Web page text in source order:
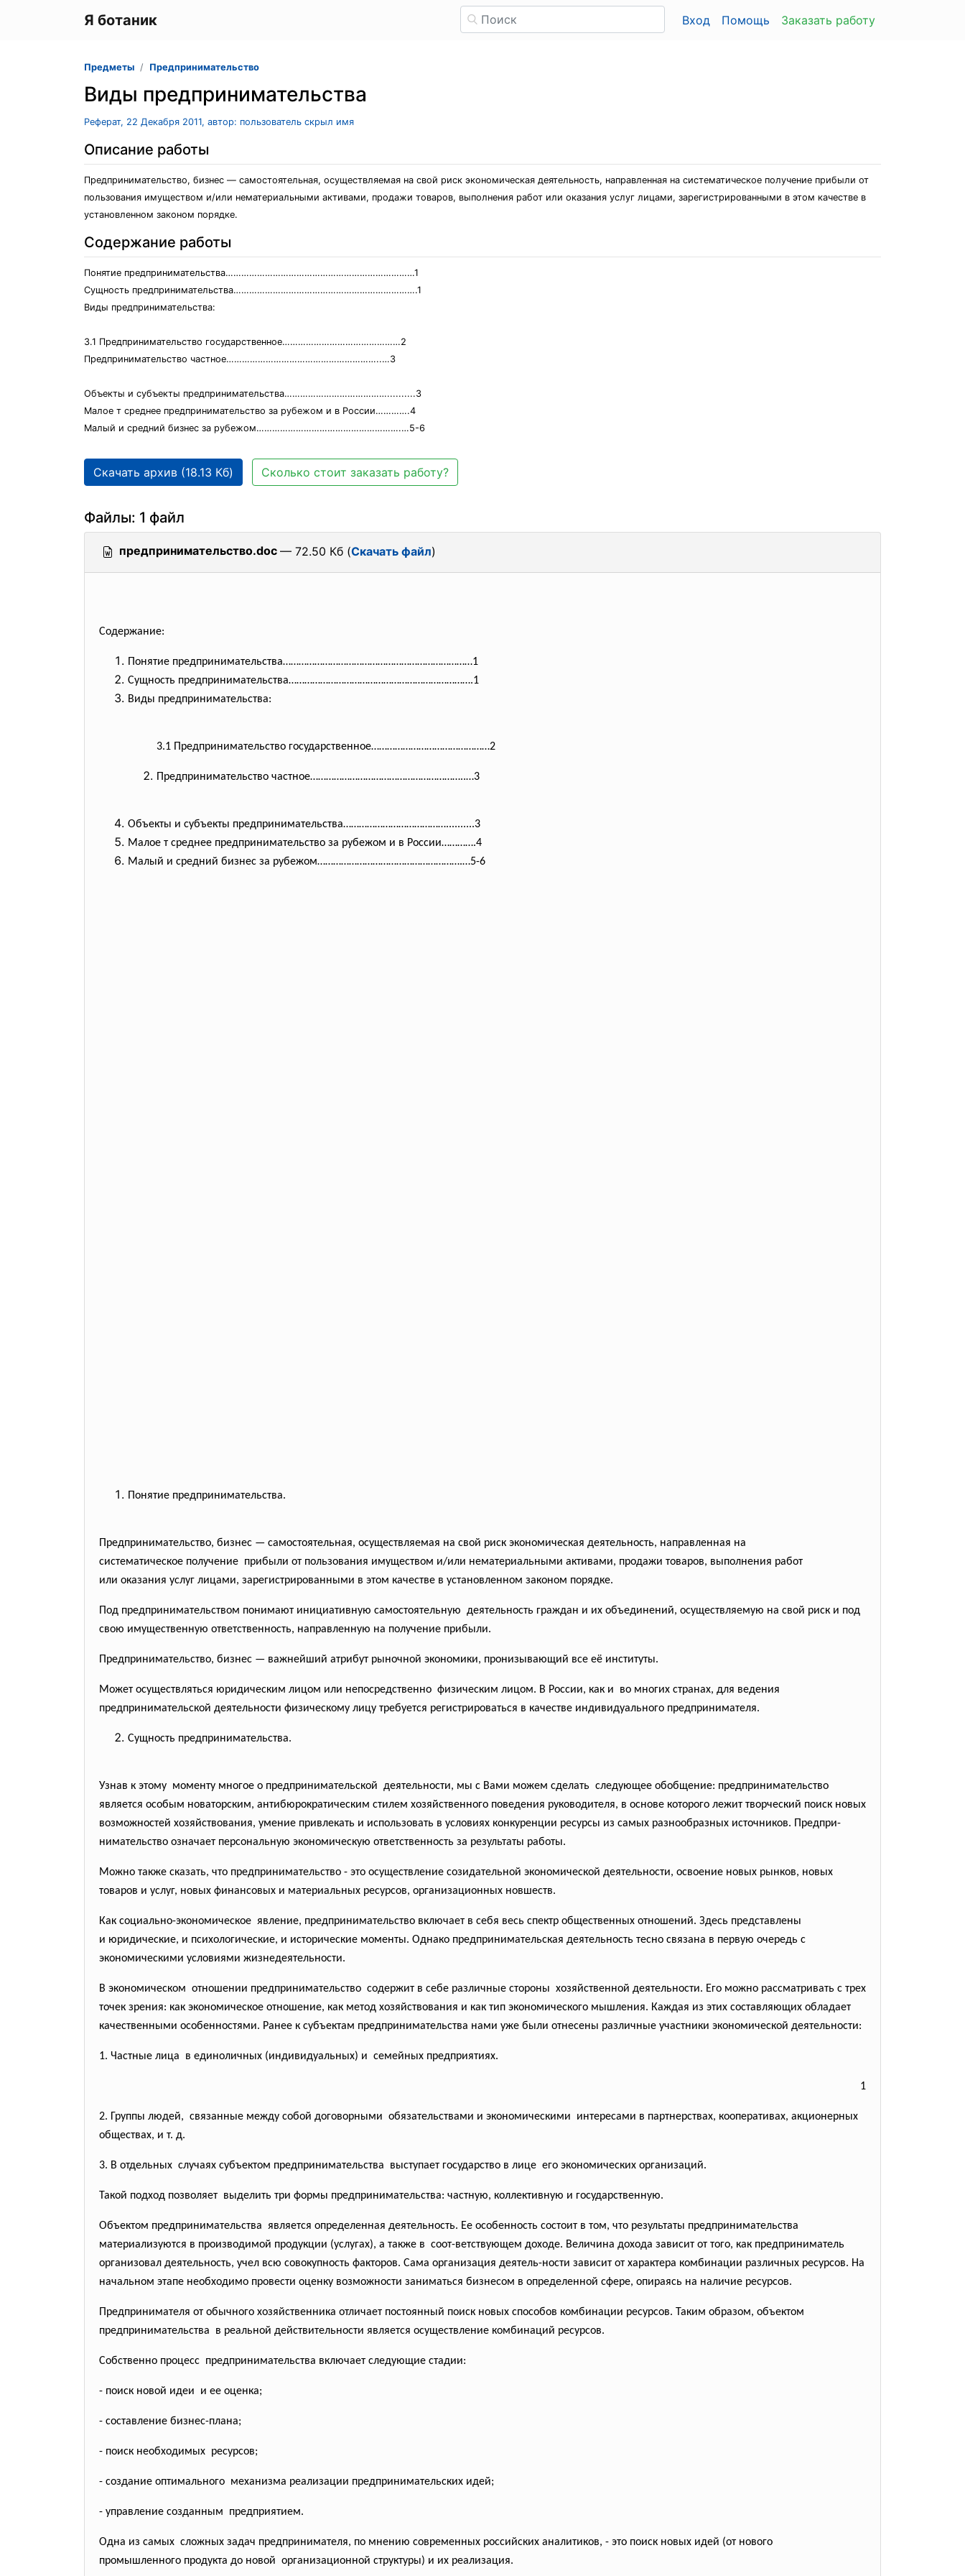
Я ботаник Вход Помощь Заказать работу
Предметы Предпринимательство
Виды предпринимательства
Реферат, 22 Декабря 2011, автор: пользователь скрыл имя
Описание работы
Предпринимательство, бизнес — самостоятельная, осуществляемая на свой риск экономическая деятельность, направленная на систематическое получение прибыли от
пользования имуществом и/или нематериальными активами, продажи товаров, выполнения работ или оказания услуг лицами, зарегистрированными в этом качестве в
установленном законом порядке.
Содержание работы
Понятие предпринимательства………………………………………………………………1
Сущность предпринимательства…………………………………………………………….1
Виды предпринимательства:
3.1 Предпринимательство государственное………………………………………2
Предпринимательство частное…………………………………………………..…3
Объекты и субъекты предпринимательства…………………………………..........3
Малое т среднее предпринимательство за рубежом и в России………….4
Малый и средний бизнес за рубежом……………………………………………….…5-6
Скачать архив (18.13 Кб) Сколько стоит заказать работу?
Файлы: 1 файл
предпринимательство.doc — 72.50 Кб (Скачать файл)
Содержание:
Понятие предпринимательства………………………………………………………………1
Сущность предпринимательства…………………………………………………………….1
Виды предпринимательства:
3.1 Предпринимательство государственное………………………………………2
Предпринимательство частное…………………………………………………..…3
Объекты и субъекты предпринимательства…………………………………..........3
Малое т среднее предпринимательство за рубежом и в России………….4
Малый и средний бизнес за рубежом……………………………………………….…5-6
Понятие предпринимательства.
Предпринимательство, бизнес — самостоятельная, осуществляемая на свой риск экономическая деятельность, направленная на
систематическое получение прибыли от пользования имуществом и/или нематериальными активами, продажи товаров, выполнения работ
или оказания услуг лицами, зарегистрированными в этом качестве в установленном законом порядке.
Под предпринимательством понимают инициативную самостоятельную деятельность граждан и их объединений, осуществляемую на свой риск и под
свою имущественную ответственность, направленную на получение прибыли.
Предпринимательство, бизнес — важнейший атрибут рыночной экономики, пронизывающий все её институты.
Может осуществляться юридическим лицом или непосредственно физическим лицом. В России, как и во многих странах, для ведения
предпринимательской деятельности физическому лицу требуется регистрироваться в качестве индивидуального предпринимателя.
Сущность предпринимательства.
Узнав к этому моменту многое о предпринимательской деятельности, мы с Вами можем сделать следующее обобщение: предпринимательство
является особым новаторским, антибюрократическим стилем хозяйственного поведения руководителя, в основе которого лежит творческий поиск новых
возможностей хозяйствования, умение привлекать и использовать в условиях конкуренции ресурсы из самых разнообразных источников. Предпри-
нимательство означает персональную экономическую ответственность за результаты работы.
Можно также сказать, что предпринимательство - это осуществление созидательной экономической деятельности, освоение новых рынков, новых
товаров и услуг, новых финансовых и материальных ресурсов, организационных новшеств.
Как социально-экономическое явление, предпринимательство включает в себя весь спектр общественных отношений. Здесь представлены
и юридические, и психологические, и исторические моменты. Однако предпринимательская деятельность тесно связана в первую очередь с
экономическими условиями жизнедеятельности.
В экономическом отношении предпринимательство содержит в себе различные стороны хозяйственной деятельности. Его можно рассматривать с трех
точек зрения: как экономическое отношение, как метод хозяйствования и как тип экономического мышления. Каждая из этих составляющих обладает
качественными особенностями. Ранее к субъектам предпринимательства нами уже были отнесены различные участники экономической деятельности:
1. Частные лица в единоличных (индивидуальных) и семейных предприятиях.
1
2. Группы людей, связанные между собой договорными обязательствами и экономическими интересами в партнерствах, кооперативах, акционерных
обществах, и т. д.
3. В отдельных случаях субъектом предпринимательства выступает государство в лице его экономических организаций.
Такой подход позволяет выделить три формы предпринимательства: частную, коллективную и государственную.
Объектом предпринимательства является определенная деятельность. Ее особенность состоит в том, что результаты предпринимательства
материализуются в производимой продукции (услугах), а также в соот-ветствующем доходе. Величина дохода зависит от того, как предприниматель
организовал деятельность, учел всю совокупность факторов. Сама организация деятель-ности зависит от характера комбинации различных ресурсов. На
начальном этапе необходимо провести оценку возможности заниматься бизнесом в определенной сфере, опираясь на наличие ресурсов.
Предпринимателя от обычного хозяйственника отличает постоянный поиск новых способов комбинации ресурсов. Таким образом, объектом
предпринимательства в реальной действительности является осуществление комбинаций ресурсов.
Собственно процесс предпринимательства включает следующие стадии:
- поиск новой идеи и ее оценка;
- составление бизнес-плана;
- поиск необходимых ресурсов;
- создание оптимального механизма реализации предпринимательских идей;
- управление созданным предприятием.
Одна из самых сложных задач предпринимателя, по мнению современных российских аналитиков, - это поиск новых идей (от нового
промышленного продукта до новой организационной структуры) и их реализация.